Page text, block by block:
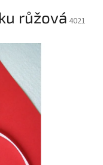
růžová 4021